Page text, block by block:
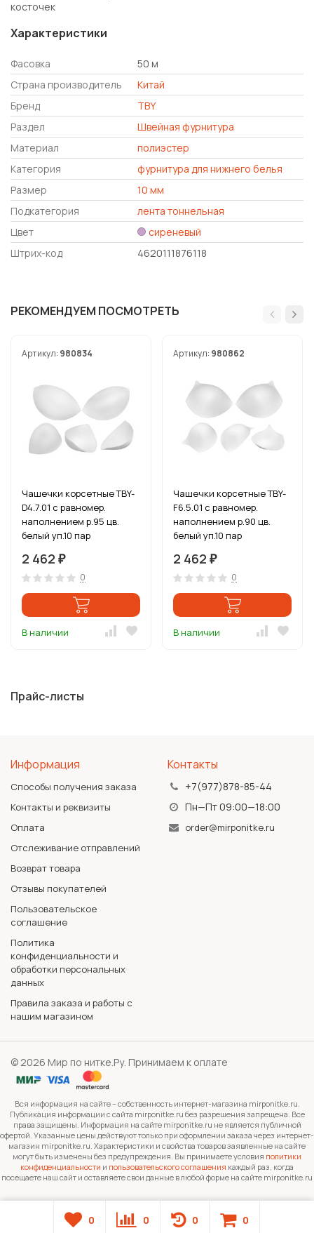
косточек
Характеристики
Фасовка
50 м
Страна производитель
Китай
Бренд
TBY
Раздел
Швейная фурнитура
Материал
полиэстер
Категория
фурнитура для нижнего белья
Размер
10 мм
Подкатегория
лента тоннельная
Цвет
сиреневый
Штрих-код
4620111876118
РЕКОМЕНДУЕМ ПОСМОТРЕТЬ
Артикул: 980834
Чашечки корсетные TBY-
D4.7.01 с равномер.
наполнением р.95 цв.
белый уп.10 пар
2 462 ₽
0
В наличии
Артикул: 980862
Чашечки корсетные TBY-
F6.5.01 с равномер.
наполнением р.90 цв.
белый уп.10 пар
2 462 ₽
0
В наличии
Прайс-листы
Информация
Способы получения заказа
Контакты и реквизиты
Оплата
Отслеживание отправлений
Возврат товара
Отзывы покупателей
Пользовательское
соглашение
Политика
конфиденциальности и
обработки персональных
данных
Правила заказа и работы с
нашим магазином
Контакты
+7(977)878-85-44
Пн—Пт 09:00—18:00
order@mirponitke.ru
© 2026 Мир по нитке.Ру. Принимаем к оплате
Вся информация на сайте – собственность интернет-магазина mirponitke.ru.
Публикация информации с сайта mirponitke.ru без разрешения запрещена. Все
права защищены. Информация на сайте mirponitke.ru не является публичной
офертой. Указанные цены действуют только при оформлении заказа через интернет-
магазин mirponitke.ru. Характеристики и свойства товаров заявленные на сайте
могут быть изменены без предупреждения. Вы принимаете условия политики
конфиденциальности и пользовательского соглашения каждый раз, когда
посещаете наш сайт и оставляете свои данные в любой форме на сайте mirponitke.ru
0 0 0 0